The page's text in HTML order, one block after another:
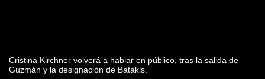
Cristina Kirchner volverá a hablar en público, tras la salida de
Guzmán y la designación de Batakis.